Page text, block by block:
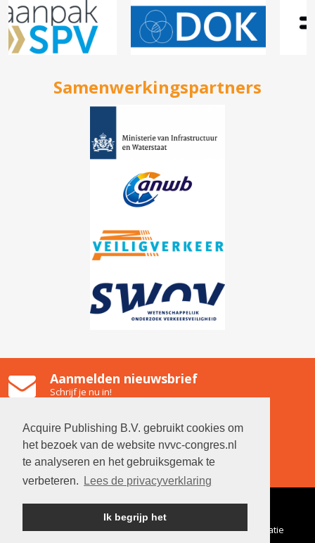
Acquire Publishing B.V. gebruikt cookies om
het bezoek van de website nvvc-congres.nl
te analyseren en het gebruiksgemak te
verbeteren.
Lees de privacyverklaring
Ik begrijp het
Samenwerkingspartners
Aanmelden nieuwsbrief
Schrijf je nu in!
Emmastraat 2, 1211 NG Hilversum
Contact
Neem contact op met de organisatie
© 2026 NVVC|
voorwaarden|Privacyverklaring|Gegevens organisatie